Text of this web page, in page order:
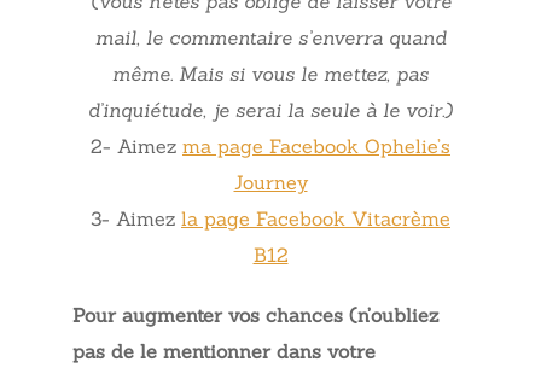
mail, le commentaire s’enverra quand
même. Mais si vous le mettez, pas
d’inquiétude, je serai la seule à le voir.)
2- Aimez ma page Facebook Ophelie’s
Journey
3- Aimez la page Facebook Vitacrème
B12
Pour augmenter vos chances (n’oubliez
pas de le mentionner dans votre